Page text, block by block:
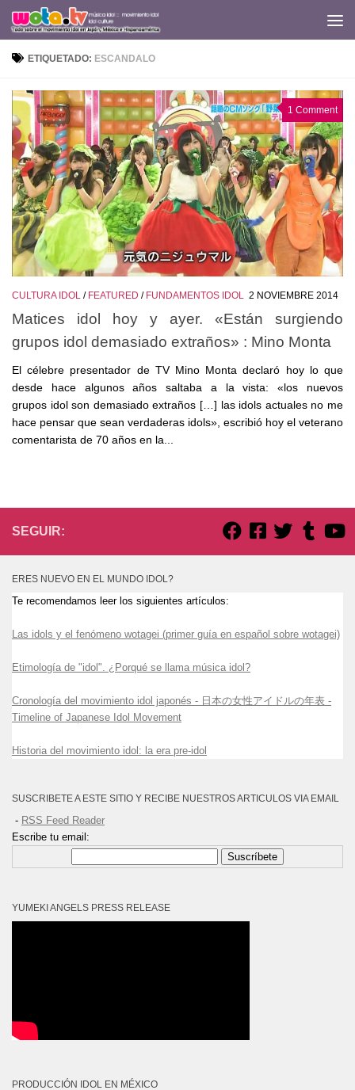
Saltar al contenido
ETIQUETADO: ESCANDALO
1 Comment
CULTURA IDOL / FEATURED / FUNDAMENTOS IDOL 2 NOVIEMBRE 2014
Matices idol hoy y ayer. «Están surgiendo
grupos idol demasiado extraños» : Mino Monta
El célebre presentador de TV Mino Monta declaró hoy lo que
desde hace algunos años saltaba a la vista: «los nuevos
grupos idol son demasiado extraños […] las idols actuales no me
hace pensar que sean verdaderas idols», escribió hoy el veterano
comentarista de 70 años en la...
SEGUIR:
ERES NUEVO EN EL MUNDO IDOL?
Te recomendamos leer los siguientes artículos:
Las idols y el fenómeno wotagei (primer guía en español sobre wotagei)
Etimología de "idol". ¿Porqué se llama música idol?
Cronología del movimiento idol japonés - 日本の女性アイドルの年表 -
Timeline of Japanese Idol Movement
Historia del movimiento idol: la era pre-idol
SUSCRIBETE A ESTE SITIO Y RECIBE NUESTROS ARTICULOS VIA EMAIL
- RSS Feed Reader
Escribe tu email:
Suscríbete
YUMEKI ANGELS PRESS RELEASE
PRODUCCIÓN IDOL EN MÉXICO